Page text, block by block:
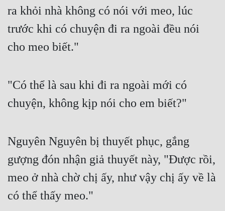
ra khỏi nhà không có nói với meo, lúc
trước khi có chuyện đi ra ngoài đều nói
cho meo biết."
"Có thể là sau khi đi ra ngoài mới có
chuyện, không kịp nói cho em biết?"
Nguyên Nguyên bị thuyết phục, gắng
gượng đón nhận giả thuyết này, "Được rồi,
meo ở nhà chờ chị ấy, như vậy chị ấy về là
có thể thấy meo."